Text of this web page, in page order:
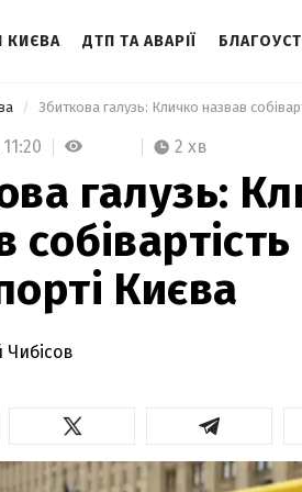
КИЄВА ДТП ТА АВАРІЇ
Збиткова галузь: Кличко назвав
11:20 2 хв
галузь:
Києва
Чибісов